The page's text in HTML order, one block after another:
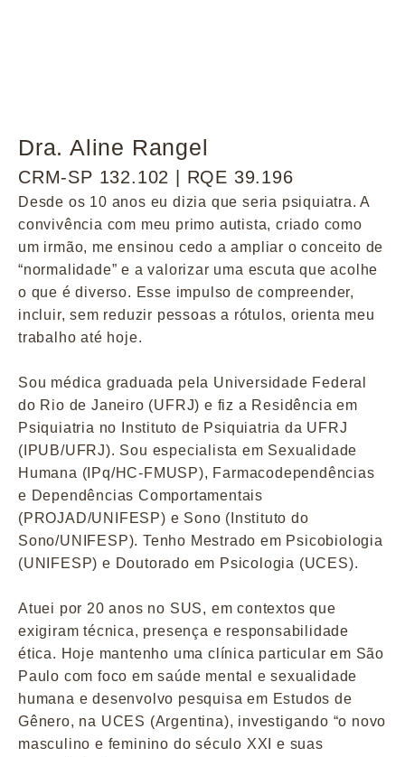
Dra. Aline Rangel
CRM-SP 132.102 | RQE 39.196
Desde os 10 anos eu dizia que seria psiquiatra. A
convivência com meu primo autista, criado como
um irmão, me ensinou cedo a ampliar o conceito de
“normalidade” e a valorizar uma escuta que acolhe
o que é diverso. Esse impulso de compreender,
incluir, sem reduzir pessoas a rótulos, orienta meu
trabalho até hoje.
Sou médica graduada pela Universidade Federal
do Rio de Janeiro (UFRJ) e fiz a Residência em
Psiquiatria no Instituto de Psiquiatria da UFRJ
(IPUB/UFRJ). Sou especialista em Sexualidade
Humana (IPq/HC-FMUSP), Farmacodependências
e Dependências Comportamentais
(PROJAD/UNIFESP) e Sono (Instituto do
Sono/UNIFESP). Tenho Mestrado em Psicobiologia
(UNIFESP) e Doutorado em Psicologia (UCES).
Atuei por 20 anos no SUS, em contextos que
exigiram técnica, presença e responsabilidade
ética. Hoje mantenho uma clínica particular em São
Paulo com foco em saúde mental e sexualidade
humana e desenvolvo pesquisa em Estudos de
Gênero, na UCES (Argentina), investigando “o novo
masculino e feminino do século XXI e suas